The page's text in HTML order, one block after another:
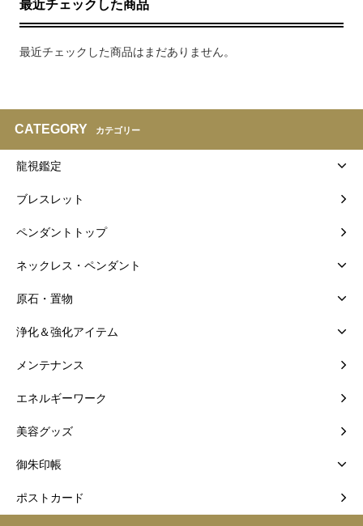
最近チェックした商品
最近チェックした商品はまだありません。
CATEGORY カテゴリー
龍視鑑定
ブレスレット
ペンダントトップ
ネックレス・ペンダント
原石・置物
浄化＆強化アイテム
メンテナンス
エネルギーワーク
美容グッズ
御朱印帳
ポストカード